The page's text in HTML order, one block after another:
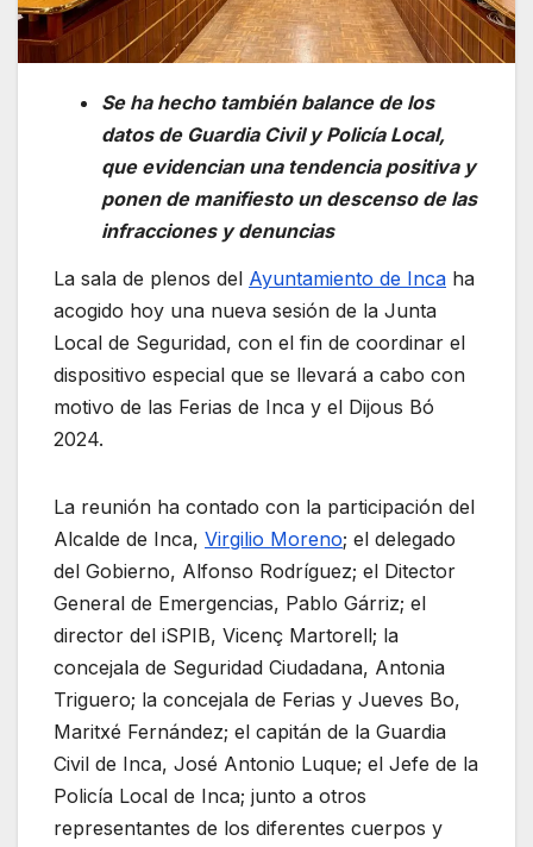
Se ha hecho también balance de los
datos de Guardia Civil y Policía Local,
que evidencian una tendencia positiva y
ponen de manifiesto un descenso de las
infracciones y denuncias
La sala de plenos del Ayuntamiento de Inca ha
acogido hoy una nueva sesión de la Junta
Local de Seguridad, con el fin de coordinar el
dispositivo especial que se llevará a cabo con
motivo de las Ferias de Inca y el Dijous Bó
2024.
La reunión ha contado con la participación del
Alcalde de Inca, Virgilio Moreno; el delegado
del Gobierno, Alfonso Rodríguez; el Ditector
General de Emergencias, Pablo Gárriz; el
director del iSPIB, Vicenç Martorell; la
concejala de Seguridad Ciudadana, Antonia
Triguero; la concejala de Ferias y Jueves Bo,
Maritxé Fernández; el capitán de la Guardia
Civil de Inca, José Antonio Luque; el Jefe de la
Policía Local de Inca; junto a otros
representantes de los diferentes cuerpos y